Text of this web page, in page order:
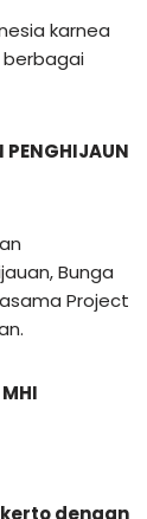
karnea
berbagai
PENGHIJAUN
Bunga
Project